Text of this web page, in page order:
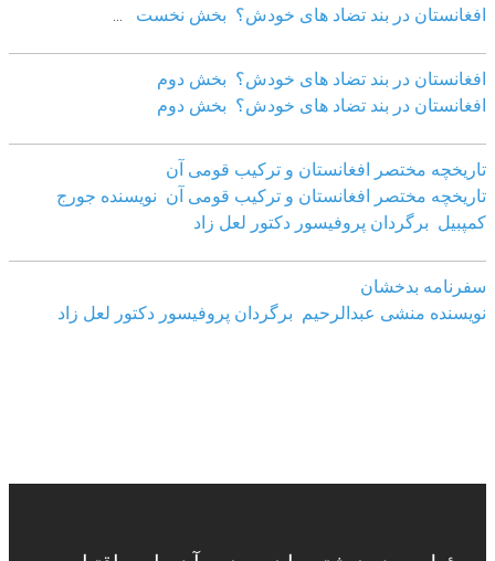
افغانستان در بند تضاد های خودش؟ بخش نخست
افغانستان در بند تضاد های خودش؟ بخش دوم
افغانستان در بند تضاد های خودش؟ بخش دوم
تاریخچه مختصر افغانستان و ترکیب قومی آن
تاریخچه مختصر افغانستان و ترکیب قومی آن نویسنده جورج
کمپبیل برگردان پروفیسور دکتور لعل زاد
سفرنامه بدخشان
نویسنده منشی عبدالرحیم برگردان پروفیسور دکتور لعل زاد